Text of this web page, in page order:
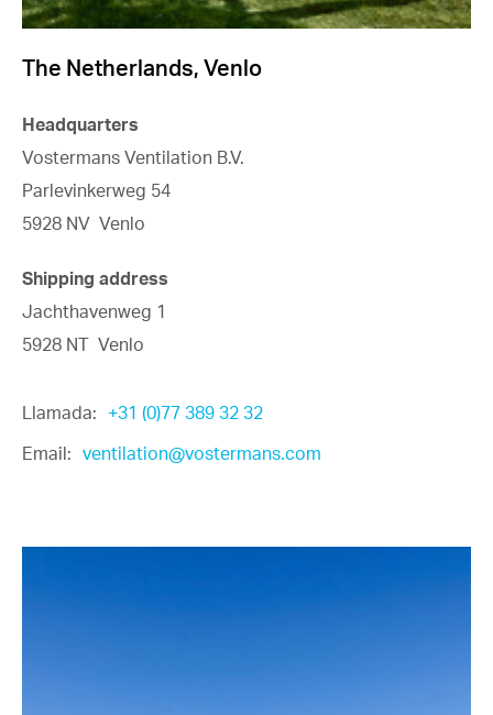
The Netherlands, Venlo
Headquarters
Vostermans Ventilation B.V.
Parlevinkerweg 54
5928 NV Venlo
Shipping address
Jachthavenweg 1
5928 NT Venlo
Llamada: +31 (0)77 389 32 32
Email: ventilation@vostermans.com